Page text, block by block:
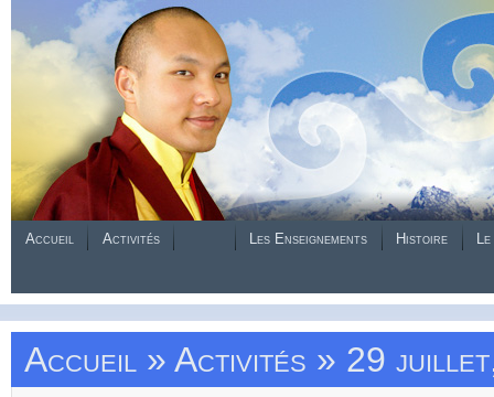
Accueil Activités Histoire
Les Enseignements
Accueil » Activités » 29